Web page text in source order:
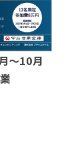
～10月